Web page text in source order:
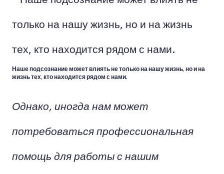
Наше подсознание может влиять не только на нашу жизнь, но и на
жизнь тех, кто находится рядом с нами.
Однако, иногда нам может
потребоваться профессиональная
помощь для работы с нашим